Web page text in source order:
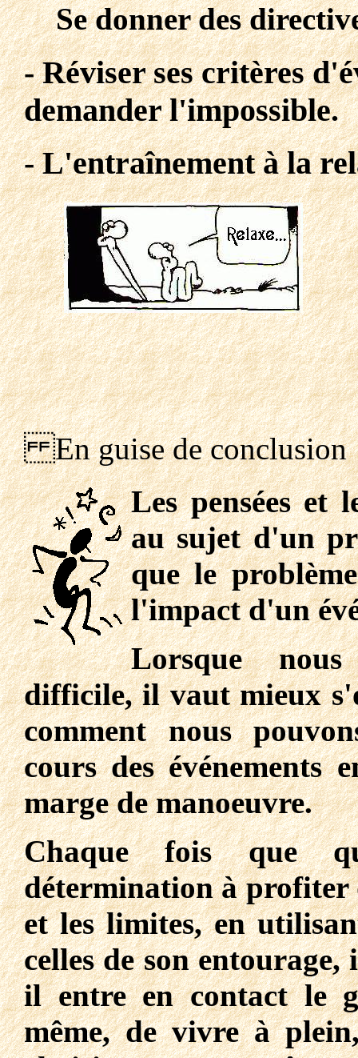
Se donner des
- Réviser ses critères
demander l'impossible.
- L'entraînement à la
En guise de conclusion
Les pensées et
au sujet d'un
que le
l'impact d'un
Lorsque
difficile, il vaut mieux
comment nous
cours des événements
marge de manoeuvre.
Chaque fois que
détermination à profiter
et les limites, en
celles de son entourage,
il entre en contact le
même, de vivre à